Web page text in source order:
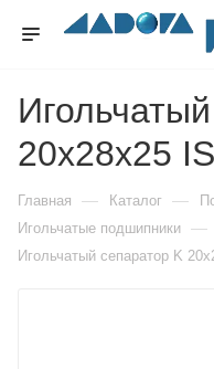
20x28x25
Главная — Каталог —
Игольчатые подшипники —
Игольчатый сепаратор K